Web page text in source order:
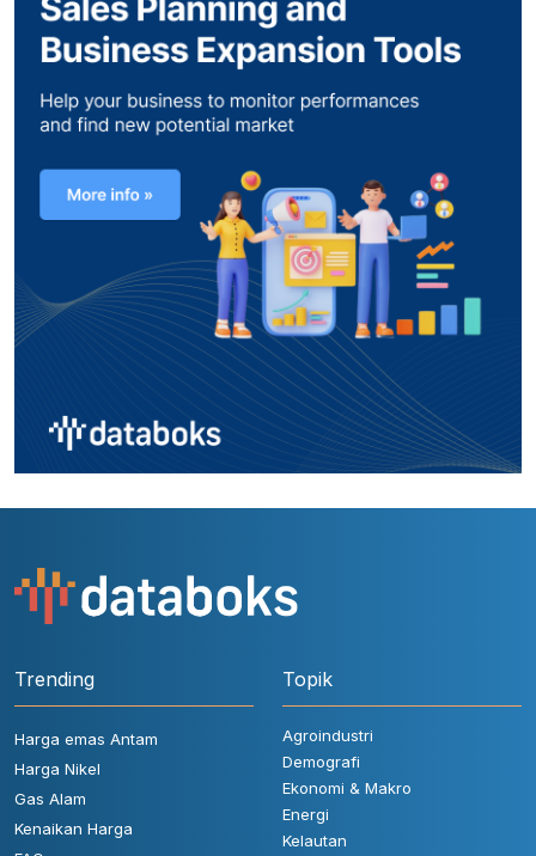
Trending
Harga emas Antam
Harga Nikel
Gas Alam
Kenaikan Harga
Topik
Agroindustri
Demografi
Ekonomi & Makro
Energi
Kelautan